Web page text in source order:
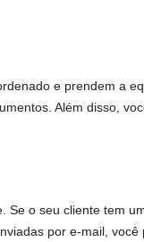
e prendem a
Além disso,
o seu cliente tem
por e-mail,